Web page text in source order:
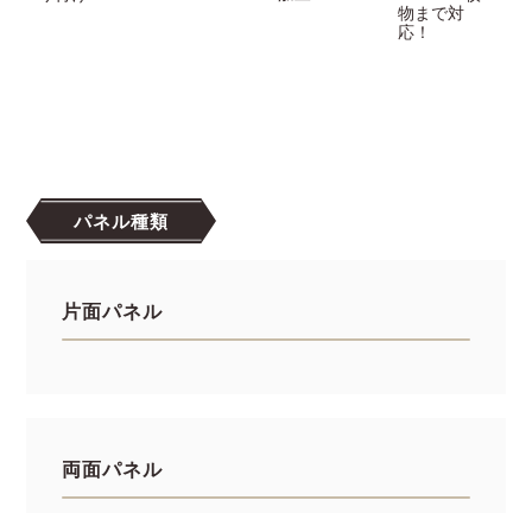
物まで対
応！
パネル種類
片面パネル
両面パネル